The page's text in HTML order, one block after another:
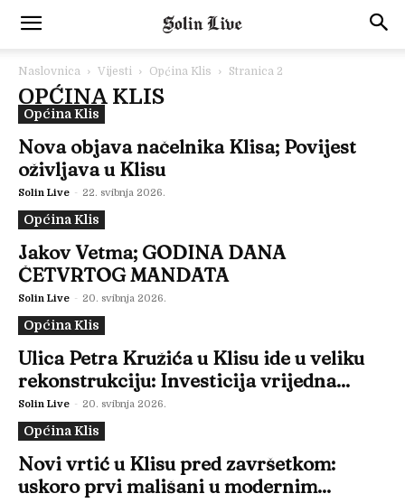
Naslovnica Vijesti Općina Klis Stranica 2
OPĆINA KLIS
Općina Klis
Nova objava načelnika Klisa; Povijest
oživljava u Klisu
Solin Live - 22. svibnja 2026.
Općina Klis
Jakov Vetma; GODINA DANA
ČETVRTOG MANDATA
Solin Live - 20. svibnja 2026.
Općina Klis
Ulica Petra Kružića u Klisu ide u veliku
rekonstrukciju: Investicija vrijedna...
Solin Live - 20. svibnja 2026.
Općina Klis
Novi vrtić u Klisu pred završetkom:
uskoro prvi mališani u modernim...